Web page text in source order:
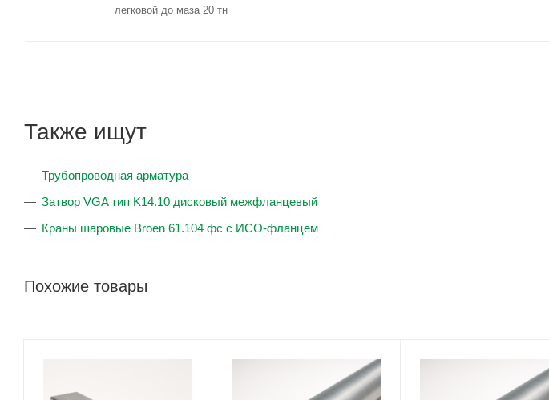
легковой до маза 20 тн
Также ищут
Трубопроводная арматура
Затвор VGA тип K14.10 дисковый межфланцевый
Краны шаровые Broen 61.104 фс с ИСО-фланцем
Похожие товары